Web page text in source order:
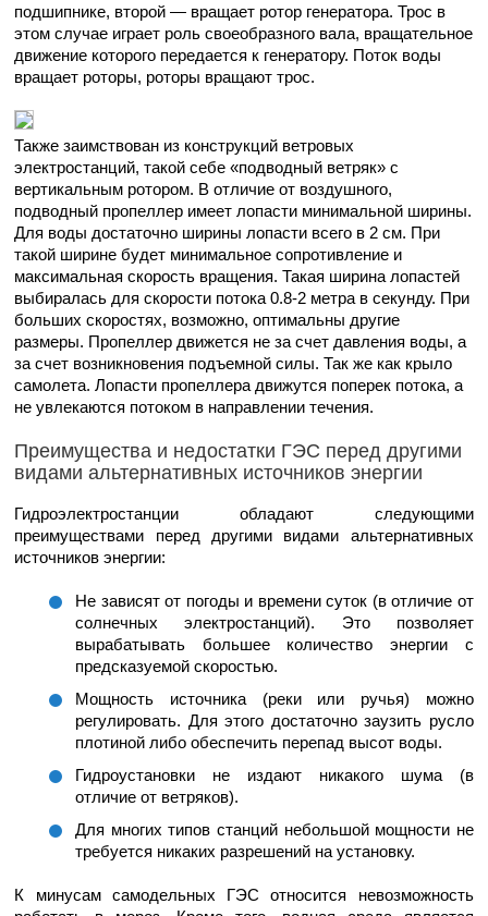
подшипнике, второй — вращает ротор генератора. Трос в
этом случае играет роль своеобразного вала, вращательное
движение которого передается к генератору. Поток воды
вращает роторы, роторы вращают трос.
Также заимствован из конструкций ветровых
электростанций, такой себе «подводный ветряк» с
вертикальным ротором. В отличие от воздушного,
подводный пропеллер имеет лопасти минимальной ширины.
Для воды достаточно ширины лопасти всего в 2 см. При
такой ширине будет минимальное сопротивление и
максимальная скорость вращения. Такая ширина лопастей
выбиралась для скорости потока 0.8-2 метра в секунду. При
больших скоростях, возможно, оптимальны другие
размеры. Пропеллер движется не за счет давления воды, а
за счет возникновения подъемной силы. Так же как крыло
самолета. Лопасти пропеллера движутся поперек потока, а
не увлекаются потоком в направлении течения.
Преимущества и недостатки ГЭС перед другими
видами альтернативных источников энергии
Гидроэлектростанции обладают следующими
преимуществами перед другими видами альтернативных
источников энергии:
Не зависят от погоды и времени суток (в отличие от
солнечных электростанций). Это позволяет
вырабатывать большее количество энергии с
предсказуемой скоростью.
Мощность источника (реки или ручья) можно
регулировать. Для этого достаточно заузить русло
плотиной либо обеспечить перепад высот воды.
Гидроустановки не издают никакого шума (в
отличие от ветряков).
Для многих типов станций небольшой мощности не
требуется никаких разрешений на установку.
К минусам самодельных ГЭС относится невозможность